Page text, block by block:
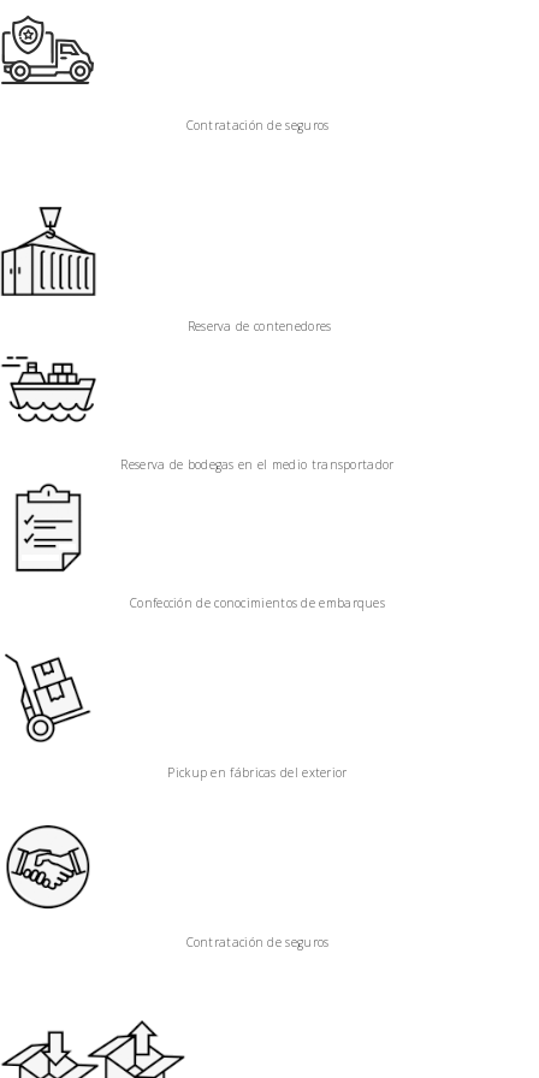
Contratación de seguros
Reserva de contenedores
Reserva de bodegas en el medio transportador
Confección de conocimientos de embarques
Pickup en fábricas del exterior
Contratación de seguros